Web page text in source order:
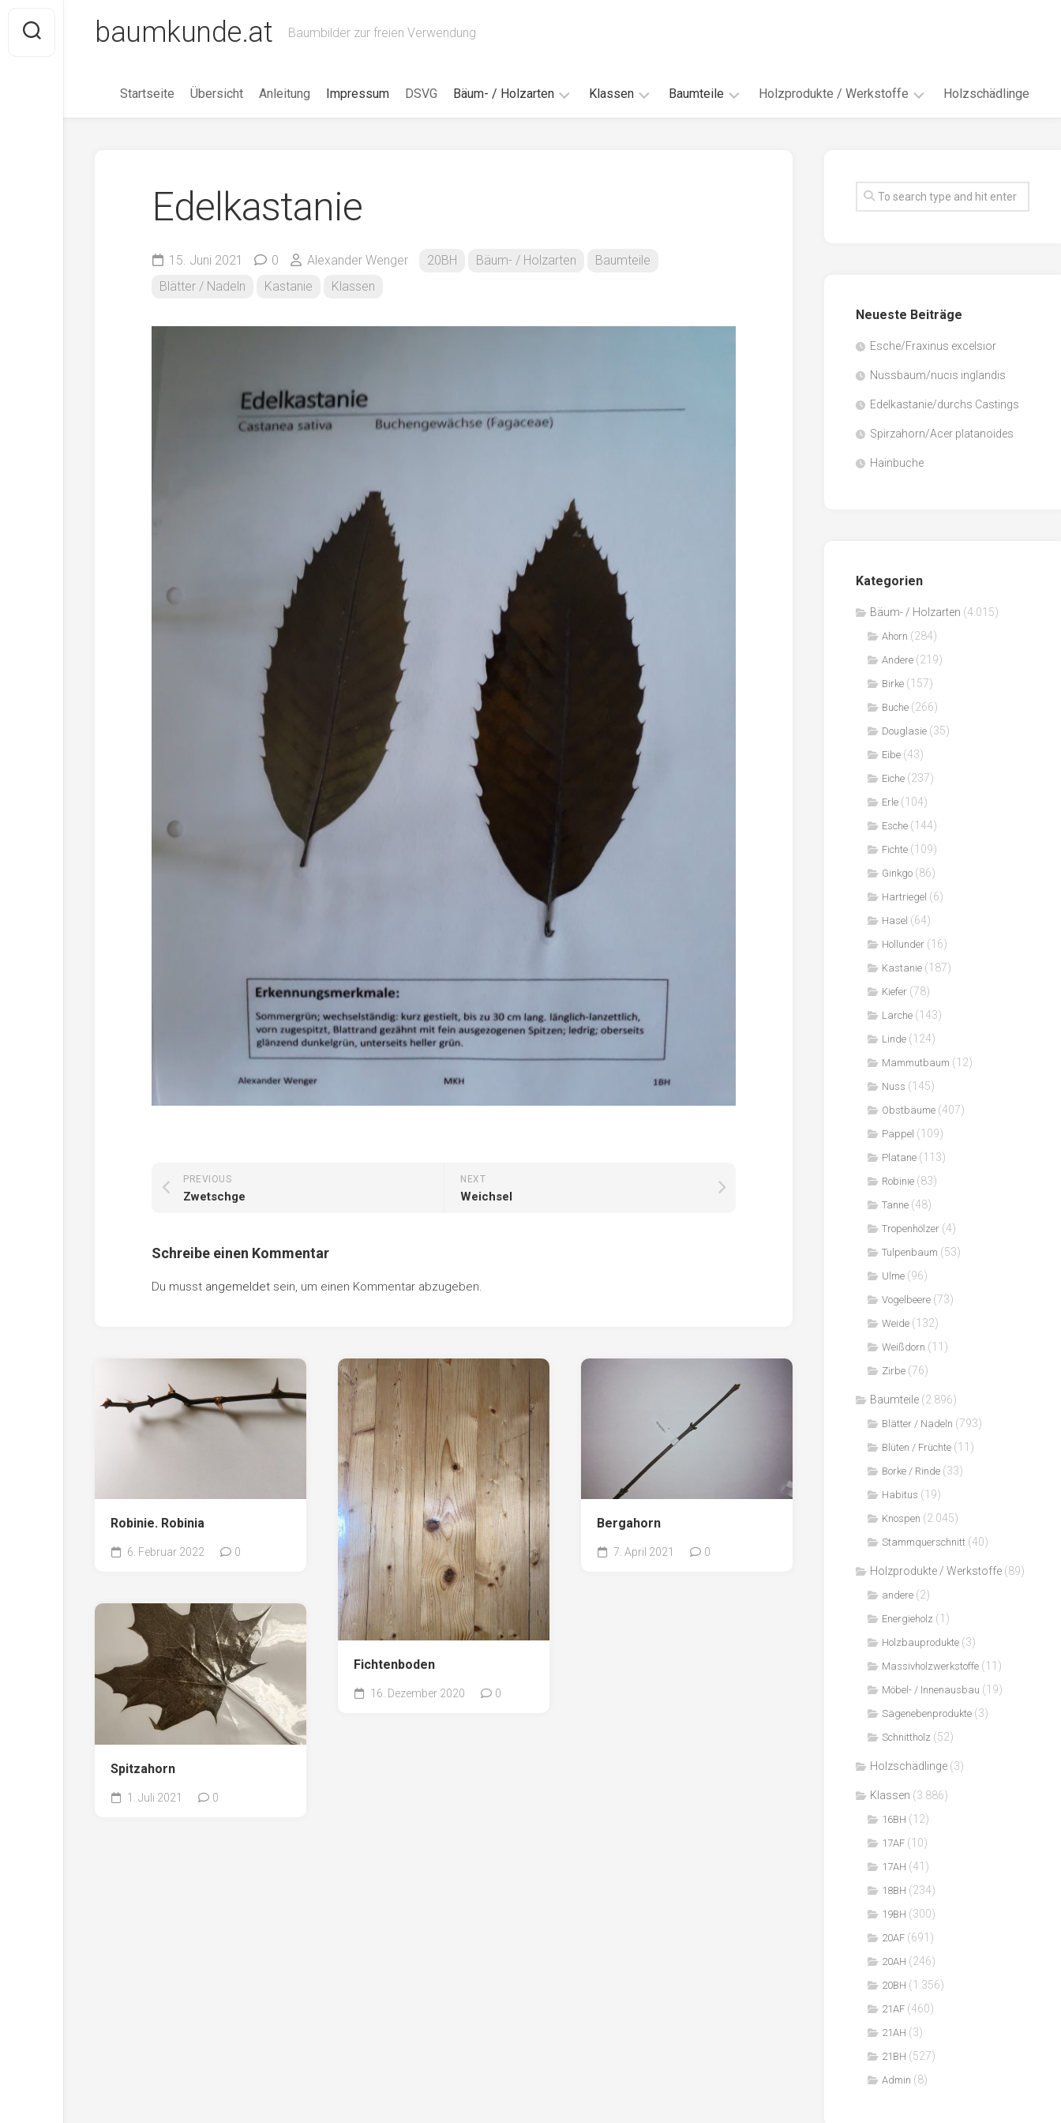
content
baumkunde.at Baumbilder zur freien Verwendung
Startseite Übersicht Anleitung Impressum DSVG Bäum- / Holzarten
Fichte
Linde
Mammutbaum
Nuss
Pappel
Platane
Robinie
Tanne
Tulpenbaum
Ulme
Vogelbeere
Andere
Klassen
19BH
Baumteile Holzprodukte / Werkstoffe
Faserwerkstoffe
Sägenebenprodukte
Holzschädlinge
Edelkastanie
15. Juni 2021 0 Alexander Wenger 20BH Bäum- / Holzarten
Baumteile
Blätter / Nadeln
Kastanie Klassen
NEXT
Weichsel
PREVIOUS
Zwetschge
Schreibe einen Kommentar
Du musst angemeldet sein, um einen Kommentar abzugeben.
Robinie. Robinia
6. Februar 2022 0
Fichtenboden
16. Dezember 2020 0
Bergahorn
7. April 2021 0
Spitzahorn
1. Juli 2021 0
Neueste Beiträge
Esche/Fraxinus excelsior
Nussbaum/nucis inglandis
Edelkastanie/durchs Castings
Spirzahorn/Acer platanoides
Hainbuche
Kategorien
Bäum- / Holzarten (4.015)
Ahorn (284)
Andere (219)
Birke (157)
Buche (266)
Douglasie (35)
Eibe (43)
Eiche (237)
Erle (104)
Esche (144)
Fichte (109)
Ginkgo (86)
Hartriegel (6)
Hasel (64)
Hollunder (16)
Kastanie (187)
Kiefer (78)
Lärche (143)
Linde (124)
Mammutbaum (12)
Nuss (145)
Obstbäume (407)
Pappel (109)
Platane (113)
Robinie (83)
Tanne (48)
Tropenhölzer (4)
Tulpenbaum (53)
Ulme (96)
Vogelbeere (73)
Weide (132)
Weißdorn (11)
Zirbe (76)
Baumteile (2.896)
Blätter / Nadeln (793)
Blüten / Früchte (11)
Borke / Rinde (33)
Habitus (19)
Knospen (2.045)
Stammquerschnitt (40)
Holzprodukte / Werkstoffe (89)
andere (2)
Energieholz (1)
Holzbauprodukte (3)
Massivholzwerkstoffe (11)
Möbel- / Innenausbau (19)
Sägenebenprodukte (3)
Schnittholz (52)
Holzschädlinge (3)
Klassen (3.886)
16BH (12)
17AF (10)
17AH (41)
18BH (234)
19BH (300)
20AF (691)
20AH (246)
20BH (1.356)
21AF (460)
21AH (3)
21BH (527)
Admin (8)